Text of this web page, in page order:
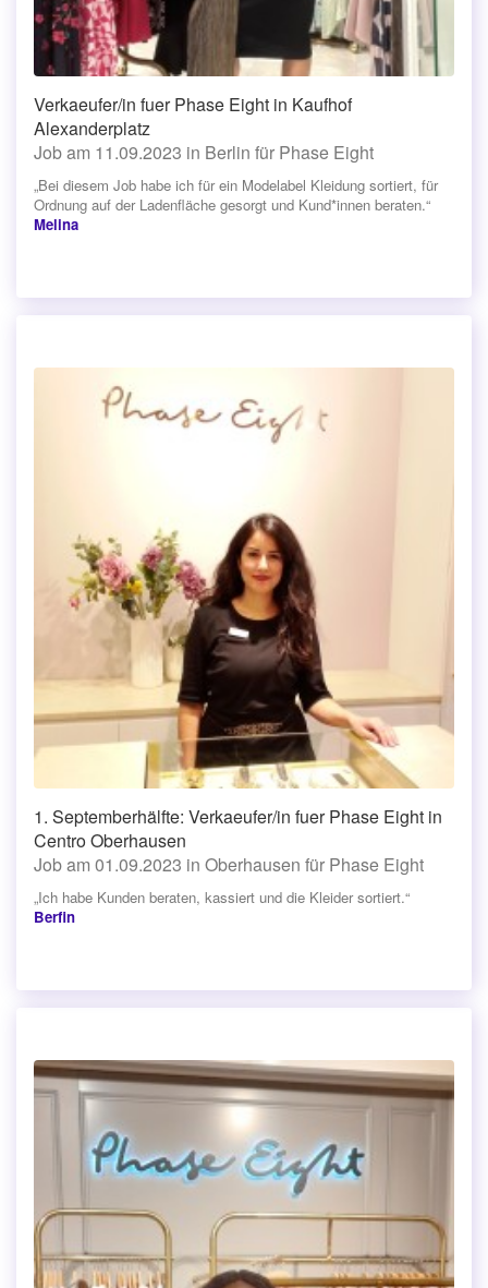
Verkaeufer/in fuer Phase Eight in Kaufhof
Alexanderplatz
Job am 11.09.2023 in Berlin für Phase Eight
„Bei diesem Job habe ich für ein Modelabel Kleidung sortiert, für
Ordnung auf der Ladenfläche gesorgt und Kund*innen beraten.“
Melina
1. Septemberhälfte: Verkaeufer/in fuer Phase Eight in
Centro Oberhausen
Job am 01.09.2023 in Oberhausen für Phase Eight
„Ich habe Kunden beraten, kassiert und die Kleider sortiert.“
Berfin